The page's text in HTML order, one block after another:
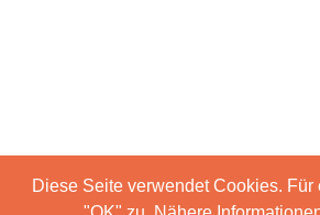
Diese Seite verwendet Cookies.